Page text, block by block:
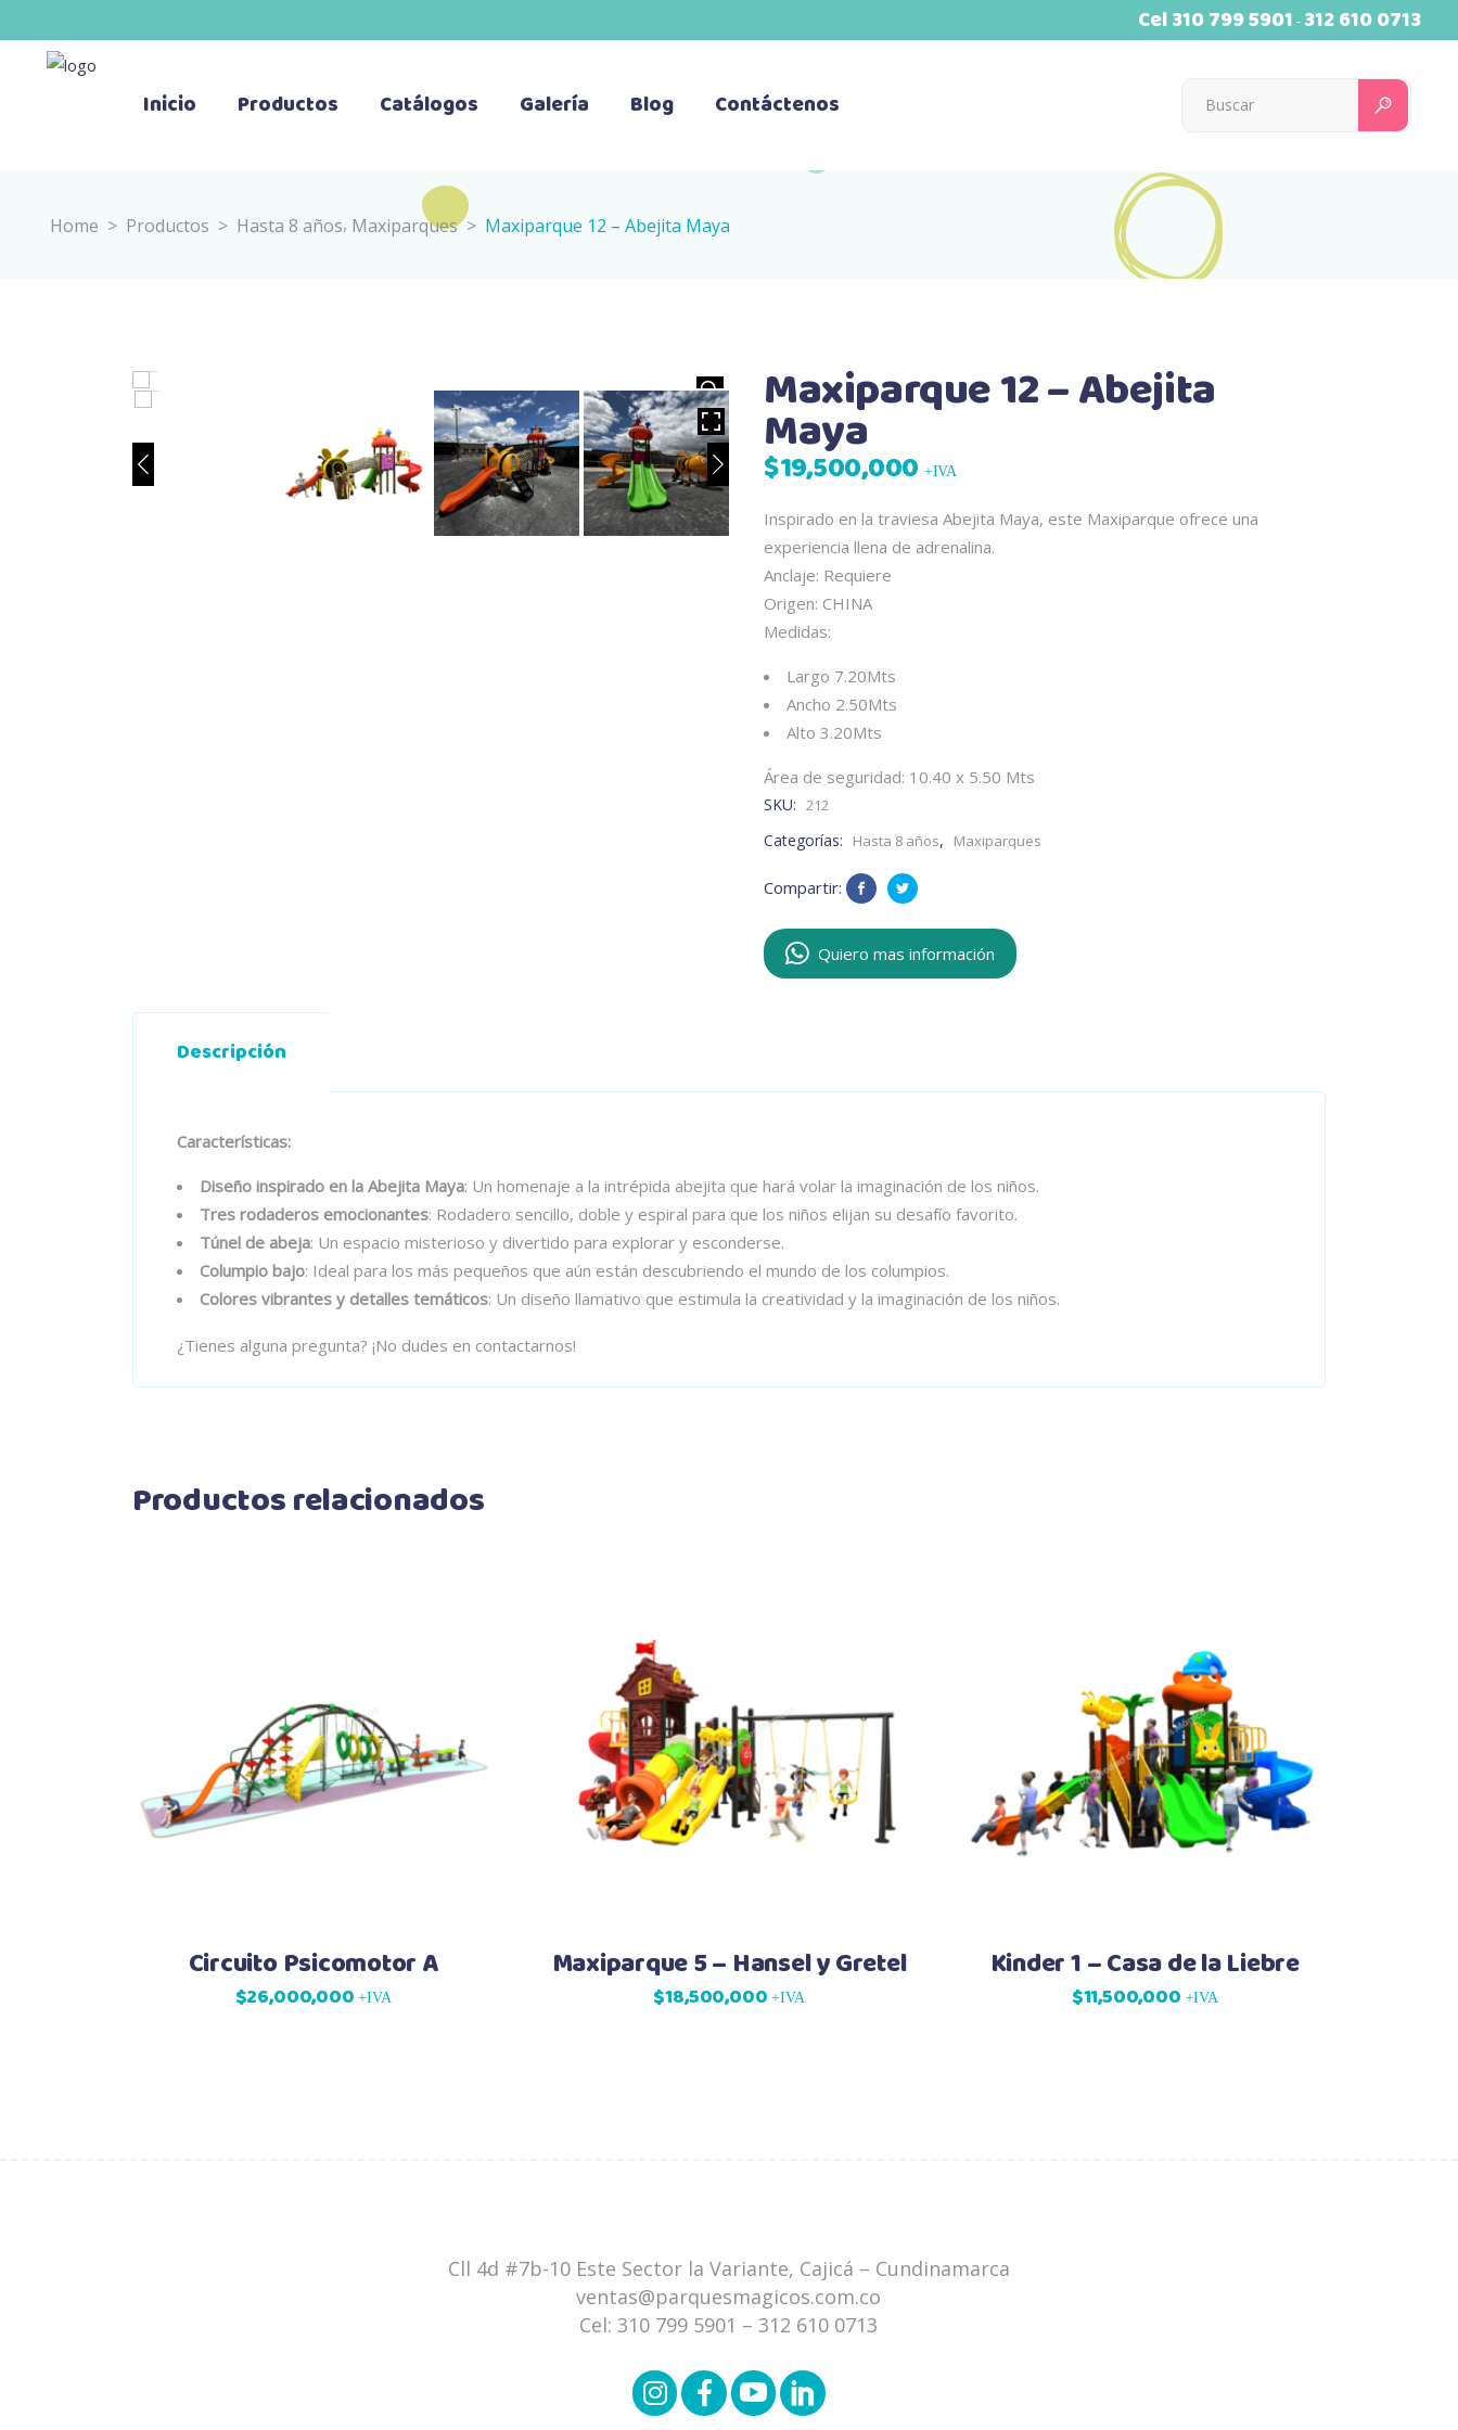
Cel310 799 5901 - 312 610 0713
Inicio Productos Catálogos Galería Blog Contáctenos
Home > Productos > Hasta 8 años, Maxiparques> Maxiparque 12 – Abejita Maya
HOVER Maxiparque 12 – Abejita
Maya
$19,500,000 +IVA
Inspirado en la traviesa Abejita Maya, este Maxiparque ofrece una
experiencia llena de adrenalina.
Anclaje: Requiere
Origen: CHINA
Medidas:
Largo 7.20Mts
Ancho 2.50Mts
Alto 3.20Mts
Área de seguridad: 10.40 x 5.50 Mts
SKU: 212
Categorías: Hasta 8 años, Maxiparques
Compartir:
Quiero mas información
Descripción
Características:
Diseño inspirado en la Abejita Maya: Un homenaje a la intrépida abejita que hará volar la imaginación de los niños.
Tres rodaderos emocionantes: Rodadero sencillo, doble y espiral para que los niños elijan su desafío favorito.
Túnel de abeja: Un espacio misterioso y divertido para explorar y esconderse.
Columpio bajo: Ideal para los más pequeños que aún están descubriendo el mundo de los columpios.
Colores vibrantes y detalles temáticos: Un diseño llamativo que estimula la creatividad y la imaginación de los niños.
¿Tienes alguna pregunta? ¡No dudes en contactarnos!
Productos relacionados
Circuito Psicomotor A
$26,000,000 +IVA
Maxiparque 5 – Hansel y Gretel
$18,500,000 +IVA
Kinder 1 – Casa de la Liebre
$11,500,000 +IVA
Cll 4d #7b-10 Este Sector la Variante, Cajicá – Cundinamarca
ventas@parquesmagicos.com.co
Cel:310 799 5901 –312 610 0713